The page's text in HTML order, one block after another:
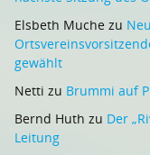
Elsbeth Muche zu
gewählt
Netti zu Brummi auf
Bernd Huth zu Der
Leitung